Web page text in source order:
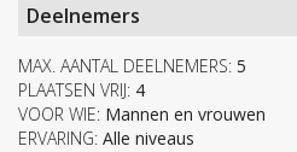
Deelnemers
MAX. AANTAL DEELNEMERS: 5
PLAATSEN VRIJ: 4
VOOR WIE: Mannen en vrouwen
ERVARING: Alle niveaus